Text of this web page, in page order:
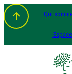
Aller
au
contenu
Qui